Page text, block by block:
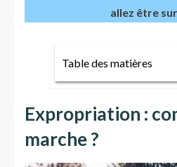
allez être
Table des matières
Expropriation :
marche ?